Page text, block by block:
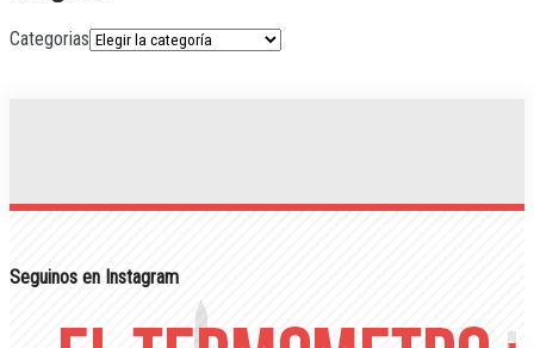
Categorias
Seguinos en Instagram